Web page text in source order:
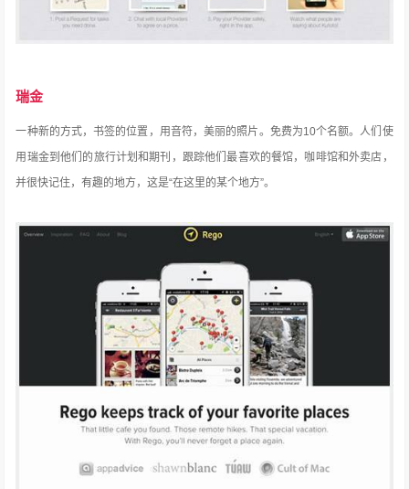
瑞金
一种新的方式，书签的位置，用音符，美丽的照片。 免费为10个名额。 人们使
用瑞金到他们的旅行计划和期刊，跟踪他们最喜欢的餐馆，咖啡馆和外卖店，
并很快记住，有趣的地方，这是“在这里的某个地方”。